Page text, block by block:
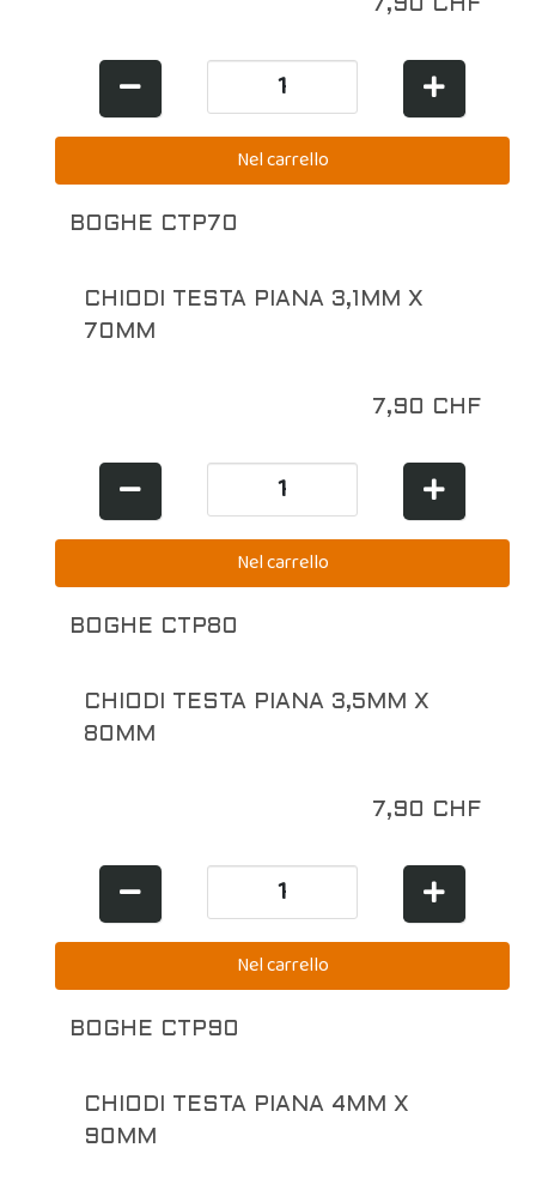
7,90 CHF
BOGHE CTP70
CHIODI TESTA PIANA 3,1MM X
70MM
7,90 CHF
BOGHE CTP80
CHIODI TESTA PIANA 3,5MM X
80MM
7,90 CHF
BOGHE CTP90
CHIODI TESTA PIANA 4MM X
90MM